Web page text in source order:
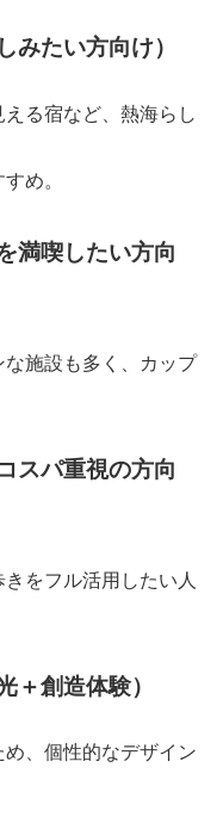
みたい方向け）
る宿など、熱海らし
め。
満喫したい方向
施設も多く、カップ
スパ重視の方向
をフル活用したい人
＋創造体験）
、個性的なデザイン